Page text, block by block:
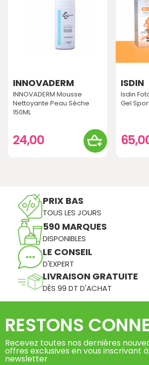
INNOVADERM
INNOVADERM Mousse
Nettoyante Peau Sèche
150ML
24,00
ISDIN
Isdin
Gel
PRIX BAS
TOUS LES JOURS
590 MARQUES
DISPONIBLES
LE CONSEIL
D'EXPERT
LIVRAISON GRATUITE
DÈS 99 DT D'ACHAT
RESTONS
Recevez toutes nos dernières
offres exclusives en vous inscrivant
newsletter